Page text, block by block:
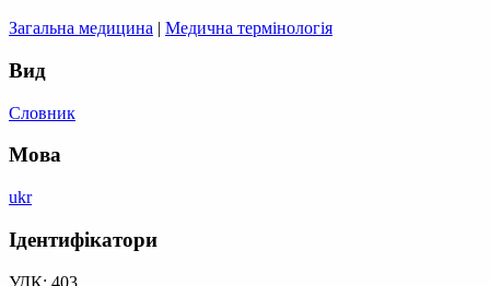
Загальна медицина | Медична термінологія
Вид
Словник
Мова
ukr
Ідентифікатори
УДК: 403